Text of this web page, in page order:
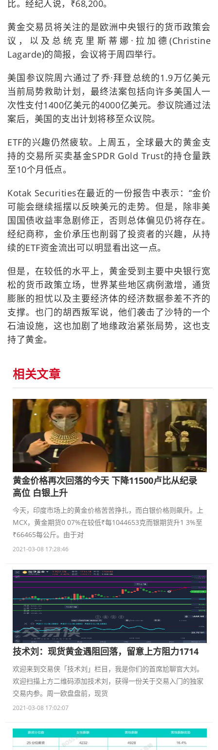
比。经纪人说，₹68,200。
黄金交易员将关注的是欧洲中央银行的货币政策会
议，以及总统克里斯蒂娜·拉加德(Christine
Lagarde)的简报，会议将于周四举行。
美国参议院周六通过了乔·拜登总统的1.9万亿美元
当前局势救助计划，最终法案包括向许多美国人一
次性支付1400亿美元的4000亿美元。参议院通过法
案后，美国的支出计划将移至众议院。
ETF的兴趣仍然疲软。上周五，全球最大的黄金支
持的交易所买卖基金SPDR Gold Trust的持仓量跌
至10个月低点。
Kotak Securities在最近的一份报告中表示：“金价
可能会继续摇摆以反映美元的走势。但是，除非美
国国债收益率急剧修正，否则总体偏见仍将存在。
经纪商称，金价承压也削弱了投资者的兴趣，从持
续的ETF资金流出可以明显看出这一点。
但是，在较低的水平上，黄金受到主要中央银行宽
松的货币政策立场，世界某些地区病例激增，通货
膨胀的担忧以及主要经济体的经济数据参差不齐的
支撑。也门的胡西叛军说，他们袭击了沙特的一个
石油设施，这也加剧了地缘政治紧张局势，这也支
持了黄金。
相关文章
黄金价格再次回落的今天 下降11500卢比从纪录
高位 白银上升
今天，印度市场上的黄金价格苦苦挣扎，而白银价格则飙升。上
MCX，黄金期货0 07%在较低₹每1044653克而银期货升1 3%至
₹66465每公斤。由于对
2021-03-08 17:28:46
技术刘：现货黄金遇阻回落，留意上方阻力1714
欢迎来到交易侠「技术刘」栏目，我是你们的首席尬聊官大刘。
欢迎扫描上方二维码添加技术刘，获得一份关于交易入门的独家
交易内参。周一欧盘盘前，现货
2021-03-08 17:02:07